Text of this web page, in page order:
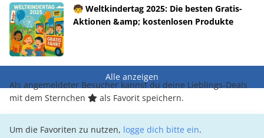
🧒 Weltkindertag 2025: Die besten Gratis-
Aktionen &amp; kostenlosen Produkte
Alle anzeigen
Als angemeldeter Besucher kannst du deine Lieblings-Deals
mit dem Sternchen
als Favorit speichern.
Um die Favoriten zu nutzen, logge dich bitte ein.